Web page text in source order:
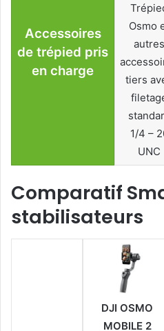
Accessoires
de trépied pris
en charge
Osmo
autres
tiers
1/4 –
UNC
Comparatif
stabilisateurs
DJI OSMO
MOBILE 2